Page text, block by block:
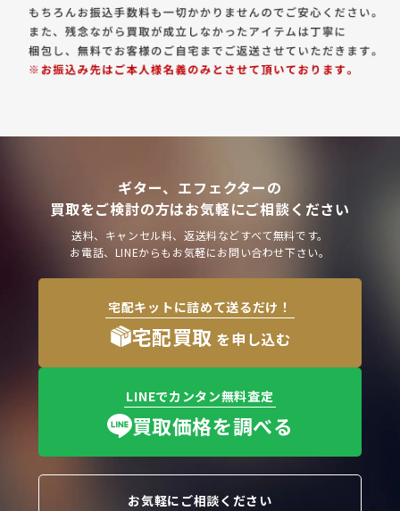
ギター、エフェクターの
買取をご検討の方はお気軽にご相談ください
送料、キャンセル料、返送料などすべて無料です。
お電話、LINEからもお気軽にお問い合わせ下さい。
宅配キットに詰めて送るだけ！
宅配買取 を申し込む
LINEでカンタン無料査定
買取価格を調べる
お気軽にご相談ください